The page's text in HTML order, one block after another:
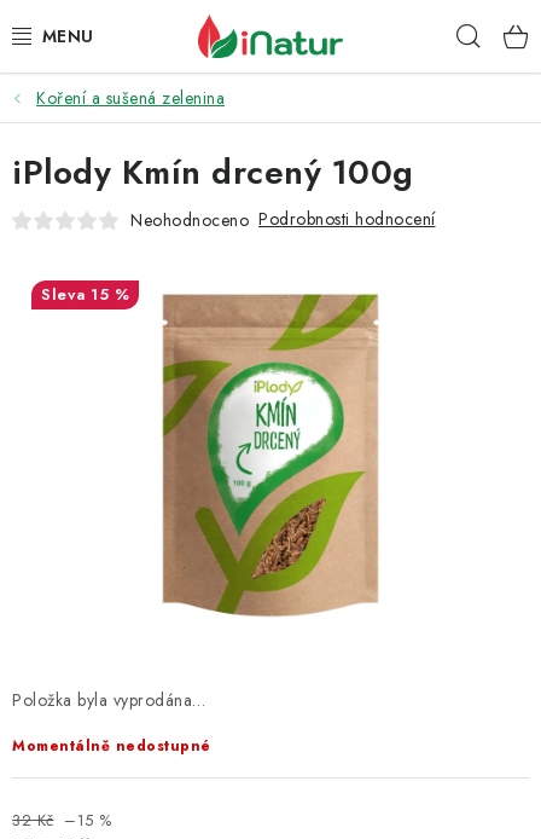
na
POTRAVINY
OŘECHY A SUŠENÉ PLODY
SNACKY
NÁPOJE
EKO DROGERIE A KOSMETIKA
Doprava a platba Velkoobchod
Reklamace a vrácení zboží
Obchodní podmínky
Podmínky ochrany osobních údajů
Koření a sušená zelenina
Položka byla vyprodána…
Momentálně nedostupné
32 Kč –15 %
iPlody Kmín drcený 100g
Neohodnoceno Podrobnosti hodnocení
15 %